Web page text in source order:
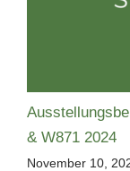
& W871 2024
November 10,